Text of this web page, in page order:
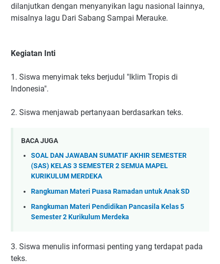
dilanjutkan dengan menyanyikan lagu nasional lainnya,
misalnya lagu Dari Sabang Sampai Merauke.
Kegiatan Inti
1. Siswa menyimak teks berjudul "Iklim Tropis di
Indonesia".
2. Siswa menjawab pertanyaan berdasarkan teks.
BACA JUGA
SOAL DAN JAWABAN SUMATIF AKHIR SEMESTER
(SAS) KELAS 3 SEMESTER 2 SEMUA MAPEL
KURIKULUM MERDEKA
Rangkuman Materi Puasa Ramadan untuk Anak SD
Rangkuman Materi Pendidikan Pancasila Kelas 5
Semester 2 Kurikulum Merdeka
3. Siswa menulis informasi penting yang terdapat pada
teks.